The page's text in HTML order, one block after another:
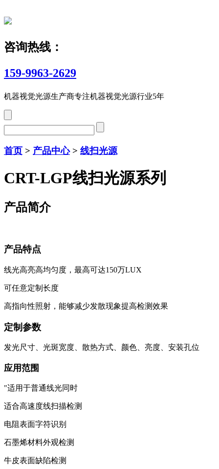
咨询热线：
159-9963-2629
机器视觉光源生产商专注机器视觉光源行业5年
首页 > 产品中心> 线扫光源
CRT-LGP线扫光源系列
产品简介
产品特点
线光高亮高均匀度，最高可达150万LUX
可任意定制长度
高指向性照射，能够减少发散现象提高检测效果
定制参数
发光尺寸、光斑宽度、散热方式、颜色、亮度、安装孔位
应用范围
"适用于普通线光同时
适合高速度线扫描检测
电阻表面字符识别
石墨烯材料外观检测
牛皮表面缺陷检测